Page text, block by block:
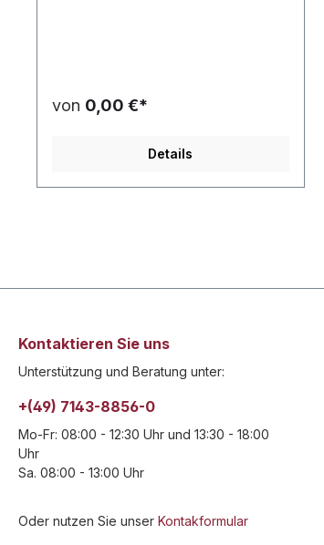
von 0,00 €*
Details
Kontaktieren Sie uns
Unterstützung und Beratung unter:
+(49) 7143-8856-0
Mo-Fr: 08:00 - 12:30 Uhr und 13:30 - 18:00
Uhr
Sa. 08:00 - 13:00 Uhr
Oder nutzen Sie unser Kontakformular